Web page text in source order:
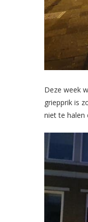
Deze week
griepprik is
niet te halen